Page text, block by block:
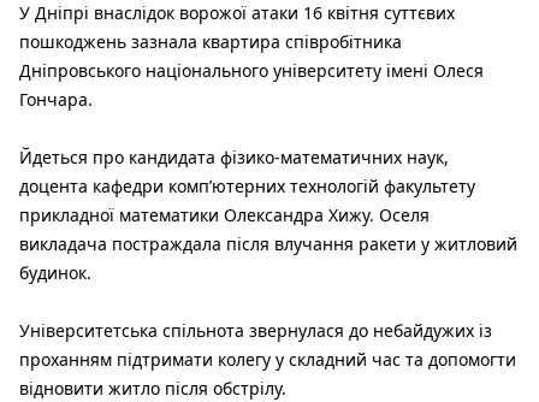
У Дніпрі внаслідок ворожої атаки 16 квітня суттєвих
пошкоджень зазнала квартира співробітника
Дніпровського національного університету імені Олеся
Гончара.
Йдеться про кандидата фізико-математичних наук,
доцента кафедри комп’ютерних технологій факультету
прикладної математики Олександра Хижу. Оселя
викладача постраждала після влучання ракети у житловий
будинок.
Університетська спільнота звернулася до небайдужих із
проханням підтримати колегу у складний час та допомогти
відновити житло після обстрілу.